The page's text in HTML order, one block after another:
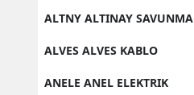
ALTNY ALTINAY SAVUNMA
ALVES ALVES KABLO
ANELE ANEL ELEKTRIK